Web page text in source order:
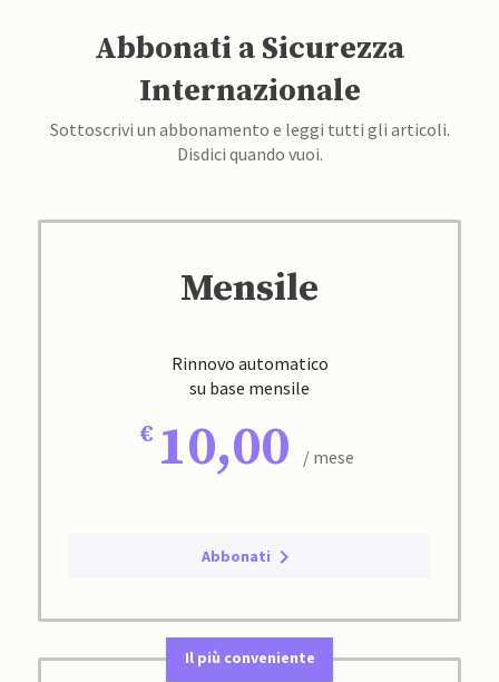
Abbonati a Sicurezza
Internazionale
Sottoscrivi un abbonamento e leggi tutti gli articoli.
Disdici quando vuoi.
Mensile
Rinnovo automatico
su base mensile
10,00 / mese
Abbonati
Il più conveniente